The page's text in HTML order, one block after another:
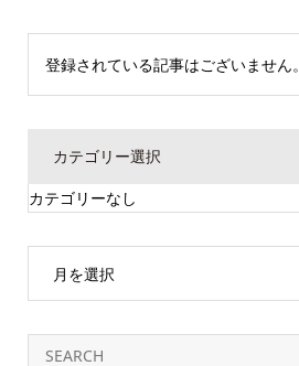
登録されている記事はございません。
カテゴリー選択
カテゴリーなし
月を選択